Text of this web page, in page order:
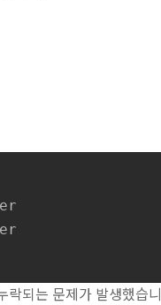
되는 문제가 발생했습니